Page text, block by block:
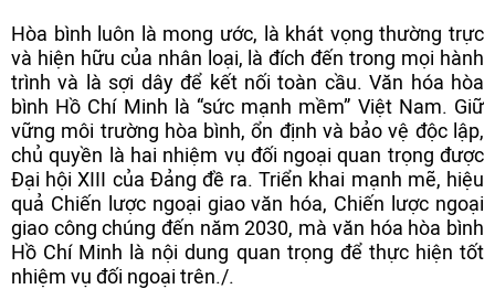
Hòa bình luôn là mong ước, là khát vọng thường trực
và hiện hữu của nhân loại, là đích đến trong mọi hành
trình và là sợi dây để kết nối toàn cầu. Văn hóa hòa
bình Hồ Chí Minh là “sức mạnh mềm” Việt Nam. Giữ
vững môi trường hòa bình, ổn định và bảo vệ độc lập,
chủ quyền là hai nhiệm vụ đối ngoại quan trọng được
Đại hội XIII của Đảng đề ra. Triển khai mạnh mẽ, hiệu
quả Chiến lược ngoại giao văn hóa, Chiến lược ngoại
giao công chúng đến năm 2030, mà văn hóa hòa bình
Hồ Chí Minh là nội dung quan trọng để thực hiện tốt
nhiệm vụ đối ngoại trên./.